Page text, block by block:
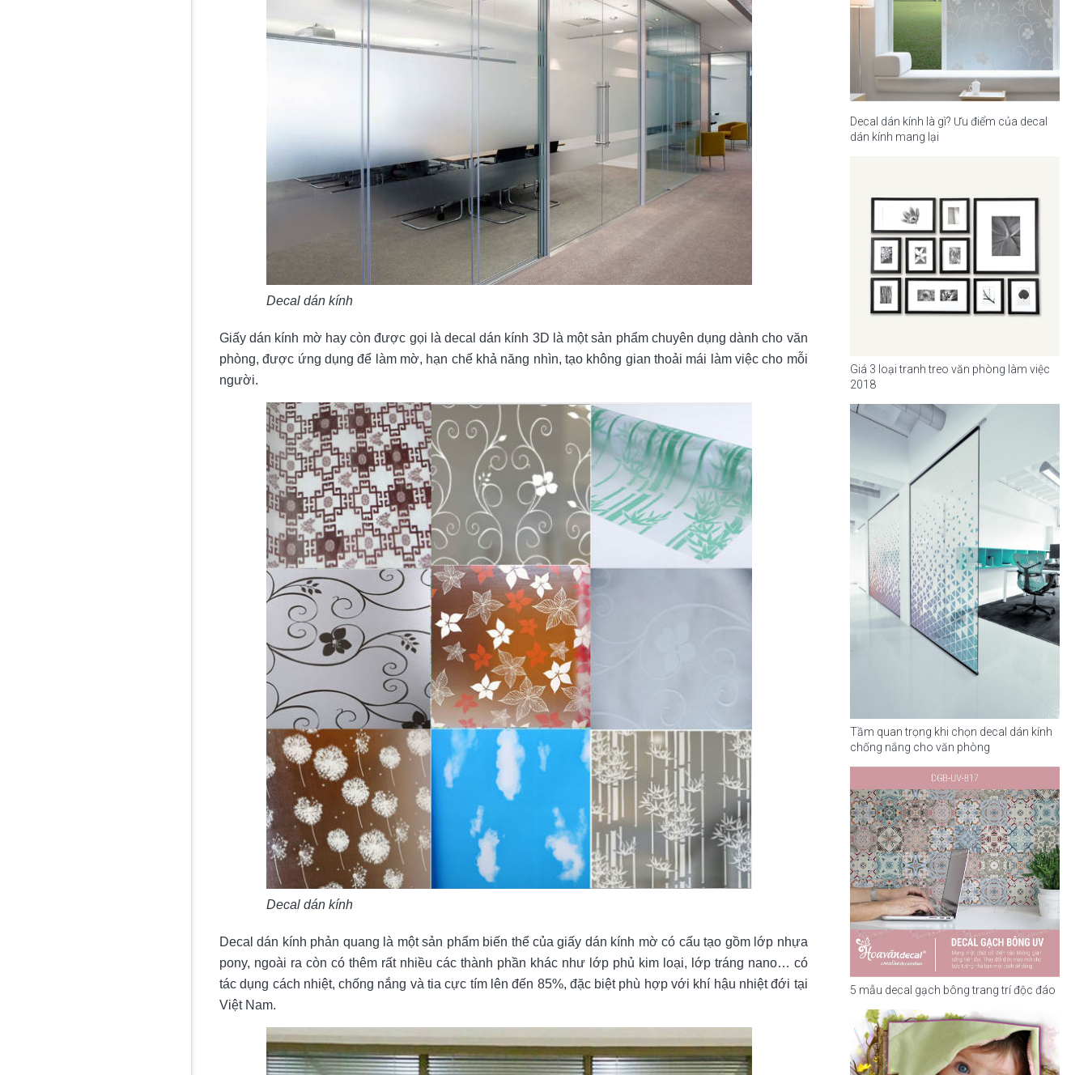
Decal dán kính
Giấy dán kính mờ hay còn được gọi là decal dán kính 3D là một sản phẩm chuyên dụng dành cho văn
phòng, được ứng dụng để làm mờ, hạn chế khả năng nhìn, tạo không gian thoải mái làm việc cho mỗi
người.
Decal dán kính
Decal dán kính phản quang là một sản phẩm biến thể của giấy dán kính mờ có cấu tạo gồm lớp nhựa
pony, ngoài ra còn có thêm rất nhiều các thành phần khác như lớp phủ kim loại, lớp tráng nano… có
tác dụng cách nhiệt, chống nắng và tia cực tím lên đến 85%, đặc biệt phù hợp với khí hậu nhiệt đới tại
Việt Nam.
Decal dán kính là gì? Ưu điểm của decal
dán kính mang lại
Giá 3 loại tranh treo văn phòng làm việc
2018
Tầm quan trọng khi chọn decal dán kính
chống nắng cho văn phòng
5 mẫu decal gạch bông trang trí độc đáo